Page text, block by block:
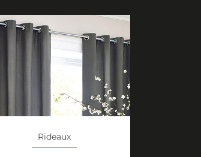
Rideaux